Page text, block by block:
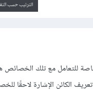
الترتيب حسب
للتعامل مع تلك الخصائص
الكائن الإشارة لاحقًا